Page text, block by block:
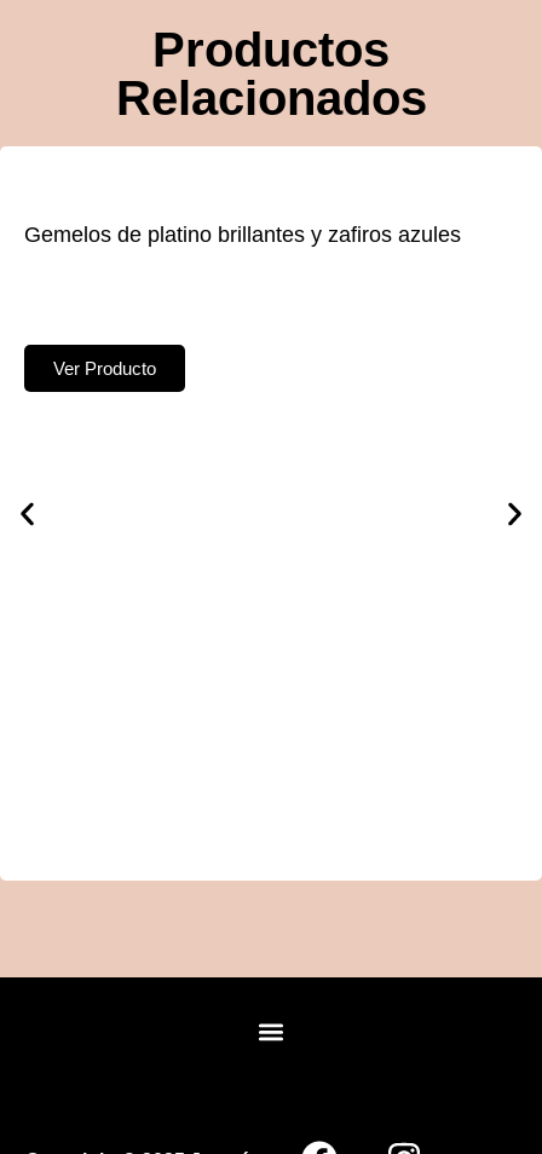
Productos
Relacionados
Gemelos de platino brillantes y zafiros azules
Ver Producto